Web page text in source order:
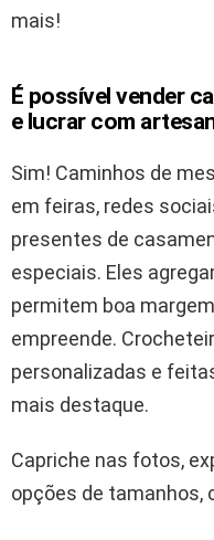
mais!
É possível vender
e lucrar com
Sim! Caminhos de
em feiras, redes
presentes de
especiais. Eles
permitem boa
empreende.
personalizadas e
mais destaque.
Capriche nas fotos,
opções de tamanhos,